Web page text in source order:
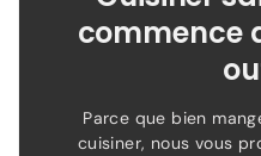
commence
Parce que bien
cuisiner, nous vous